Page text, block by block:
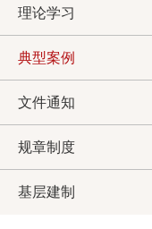
理论学习
典型案例
文件通知
规章制度
基层建制